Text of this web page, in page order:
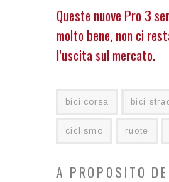
Queste nuove Pro 3
molto bene, non ci
l’uscita sul mercato.
bici corsa bici
ciclismo ruote
A PROPOSITO